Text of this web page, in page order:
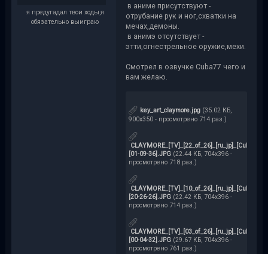
я предугадал твои ходы,я
обязательно выиграю
в аниме присутствуют -
отрубание рук и ног,схватки на
мечах,демоны.
в анимэ отсутствует -
этти,огнестрельное оружие,мехи.
Смотрел в озвучке Cuba77 чего и
вам желаю.
key_art_claymore.jpg(35.02 КБ,
900x350 - просмотрено 714 раз.)
[01-09-36].JPG(22.44 КБ, 704x396 -
просмотрено 718 раз.)
[20-26-26].JPG(22.42 КБ, 704x396 -
просмотрено 714 раз.)
[00-04-32].JPG(29.67 КБ, 704x396 -
просмотрено 761 раз.)